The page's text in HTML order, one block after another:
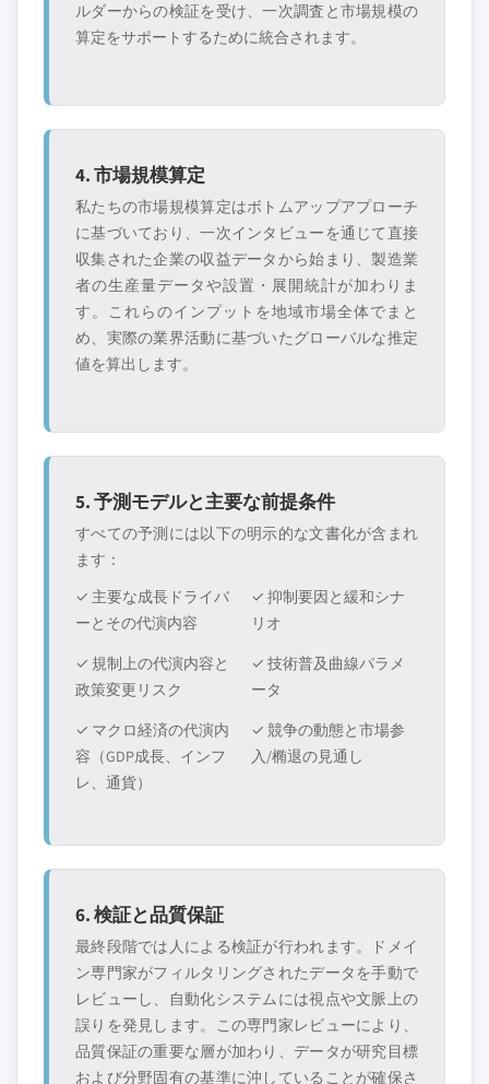
ルダーからの検証を受け、一次調査と市場規模の
算定をサポートするために統合されます。
4. 市場規模算定
私たちの市場規模算定はボトムアップアプローチ
に基づいており、一次インタビューを通じて直接
収集された企業の収益データから始まり、製造業
者の生産量データや設置・展開統計が加わりま
す。これらのインプットを地域市場全体でまと
め、実際の業界活動に基づいたグローバルな推定
値を算出します。
5. 予測モデルと主要な前提条件
すべての予測には以下の明示的な文書化が含まれ
ます：
✓ 主要な成長ドライバ
ーとその代演内容
✓ 抑制要因と緩和シナ
リオ
✓ 規制上の代演内容と
政策変更リスク
✓ 技術普及曲線パラメ
ータ
✓ マクロ経済の代演内
容（GDP成長、インフ
レ、通貨）
✓ 競争の動態と市場参
入/椭退の見通し
6. 検証と品質保証
最終段階では人による検証が行われます。ドメイ
ン専門家がフィルタリングされたデータを手動で
レビューし、自動化システムには視点や文脈上の
誤りを発見します。この専門家レビューにより、
品質保証の重要な層が加わり、データが研究目標
および分野固有の基準に沖していることが確保さ